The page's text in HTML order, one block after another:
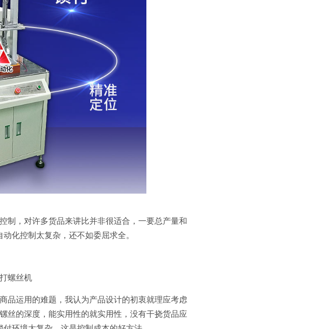
，对许多货品来讲比并非很适合，一要总产量和
化控制太复杂，还不如委屈求全。
螺丝机
运用的难题，我认为产品设计的初衷就理应考虑
丝的深度，能实用性的就实用性，没有干挠货品应